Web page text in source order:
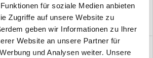
für soziale Medien anbieten
Zugriffe auf unsere Website zu
geben wir Informationen zu Ihrer
Website an unsere Partner für
und Analysen weiter. Unsere